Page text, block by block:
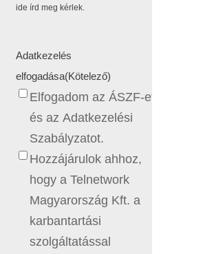
ide írd meg kérlek.
Adatkezelés
elfogadása(Kötelező)
Elfogadom az ÁSZF-et
és az Adatkezelési
Szabályzatot.
Hozzájárulok ahhoz,
hogy a Telnetwork
Magyarország Kft. a
karbantartási
szolgáltatással